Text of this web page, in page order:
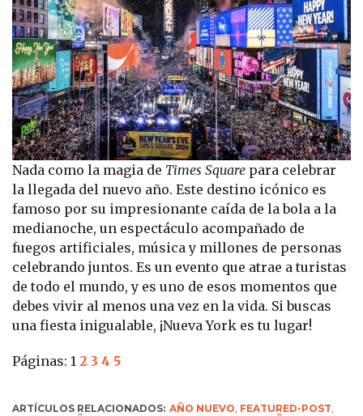
Nada como la magia de Times Square para celebrar
la llegada del nuevo año. Este destino icónico es
famoso por su impresionante caída de la bola a la
medianoche, un espectáculo acompañado de
fuegos artificiales, música y millones de personas
celebrando juntos. Es un evento que atrae a turistas
de todo el mundo, y es uno de esos momentos que
debes vivir al menos una vez en la vida. Si buscas
una fiesta inigualable, ¡Nueva York es tu lugar!
Páginas:1 2 3 4 5
ARTÍCULOS RELACIONADOS: AÑO NUEVO, FEATURED-POST,